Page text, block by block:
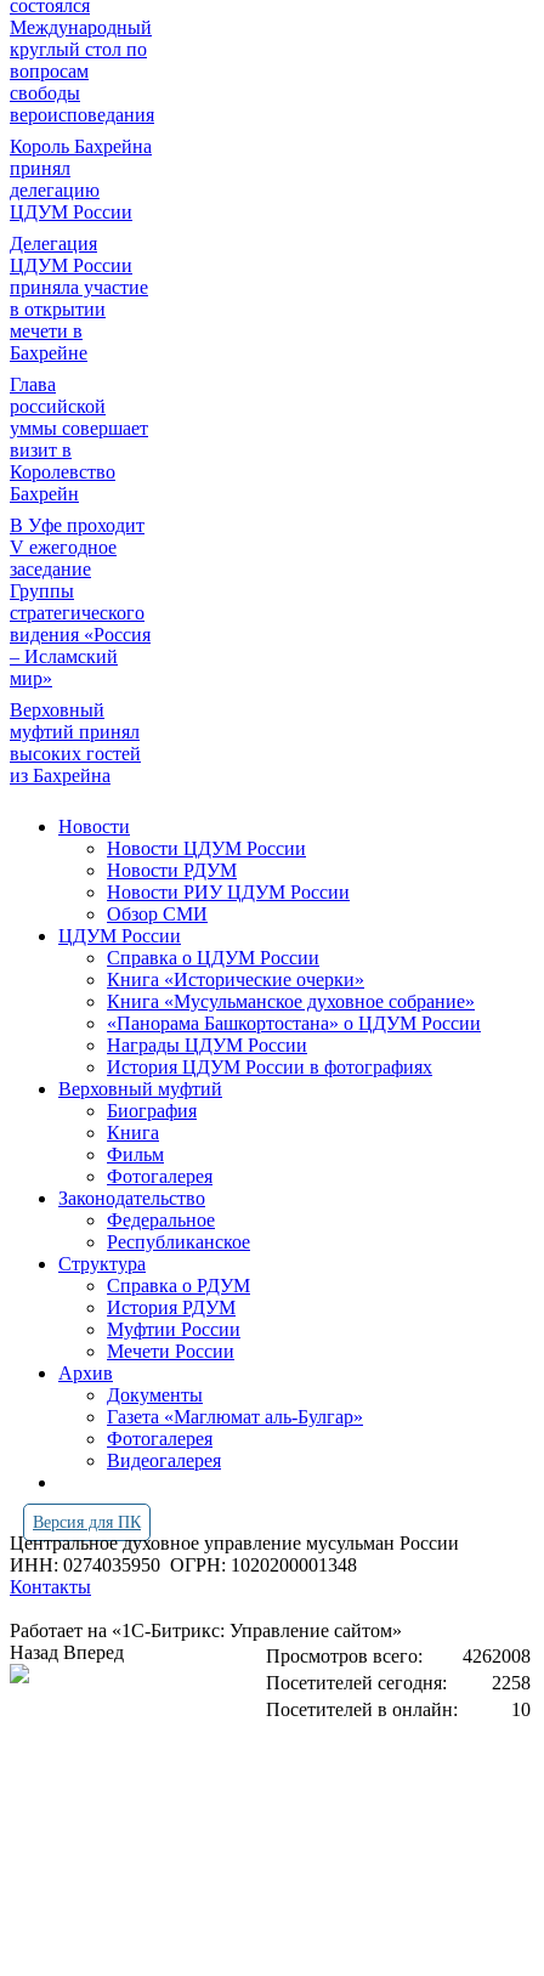
состоялся
Международный
круглый стол по
вопросам
свободы
вероисповедания
Король Бахрейна
принял
делегацию
ЦДУМ России
Делегация
ЦДУМ России
приняла участие
в открытии
мечети в
Бахрейне
Глава
российской
уммы совершает
визит в
Королевство
Бахрейн
В Уфе проходит
V ежегодное
заседание
Группы
стратегического
видения «Россия
– Исламский
мир»
Верховный
муфтий принял
высоких гостей
из Бахрейна
Новости
Новости ЦДУМ России
Новости РДУМ
Новости РИУ ЦДУМ России
Обзор СМИ
ЦДУМ России
Справка о ЦДУМ России
Книга «Исторические очерки»
Книга «Мусульманское духовное собрание»
«Панорама Башкортостана» о ЦДУМ России
Награды ЦДУМ России
История ЦДУМ России в фотографиях
Верховный муфтий
Биография
Книга
Фильм
Фотогалерея
Законодательство
Федеральное
Республиканское
Структура
Справка о РДУМ
История РДУМ
Муфтии России
Мечети России
Архив
Документы
Газета «Маглюмат аль-Булгар»
Фотогалерея
Видеогалерея
Версия для ПК
Центральное духовное управление мусульман России
ИНН: 0274035950 ОГРН: 1020200001348
Контакты
Работает на «1С-Битрикс: Управление сайтом»
Просмотров всего:
4262008
Посетителей сегодня:
2258
Посетителей в онлайн:
10
Назад Вперед